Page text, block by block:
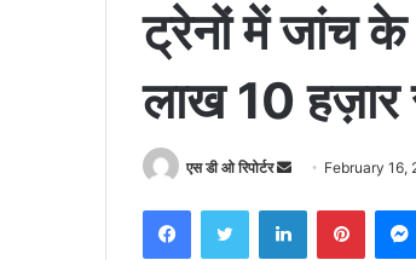
ट्रेनों में जांच के
लाख 10 हज़ार
एस डी ओ रिपोर्टर
Send February 16,
FacebookTwitter LinkedIn